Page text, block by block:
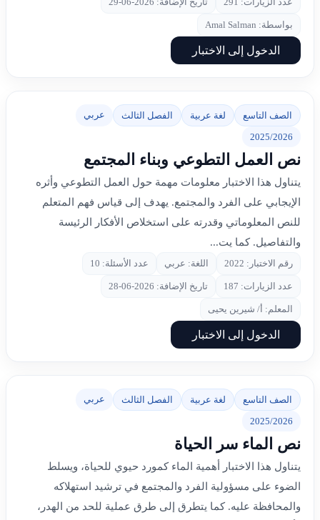
بواسطة: Amal Salman
الدخول إلى الاختبار
الصف التاسع لغة عربية الفصل الثالث عربي
2025/2026
نص العمل التطوعي وبناء المجتمع
يتناول هذا الاختبار معلومات مهمة حول العمل التطوعي وأثره
الإيجابي على الفرد والمجتمع. يهدف إلى قياس فهم المتعلم
للنص المعلوماتي وقدرته على استخلاص الأفكار الرئيسة
والتفاصيل. كما يت...
رقم الاختبار: 2022 اللغة: عربي عدد الأسئلة: 10
عدد الزيارات: 187 تاريخ الإضافة: 2026-06-28
المعلم: أ/ شيرين يحيى
الدخول إلى الاختبار
الصف التاسع لغة عربية الفصل الثالث عربي
2025/2026
نص الماء سر الحياة
يتناول هذا الاختبار أهمية الماء كمورد حيوي للحياة، ويسلط
الضوء على مسؤولية الفرد والمجتمع في ترشيد استهلاكه
والمحافظة عليه. كما يتطرق إلى طرق عملية للحد من الهدر،